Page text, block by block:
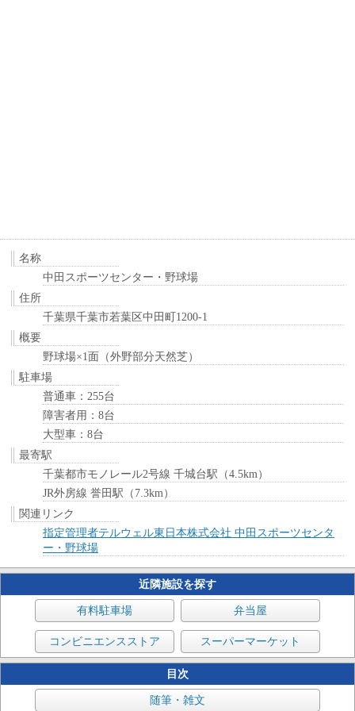
名称
中田スポーツセンター・野球場
住所
千葉県千葉市若葉区中田町1200-1
概要
野球場×1面（外野部分天然芝）
駐車場
普通車：255台
障害者用：8台
大型車：8台
最寄駅
千葉都市モノレール2号線 千城台駅（4.5km）
JR外房線 誉田駅（7.3km）
関連リンク
指定管理者テルウェル東日本株式会社 中田スポーツセンタ
ー・野球場
近隣施設を探す
有料駐車場 弁当屋
コンビニエンスストア スーパーマーケット
目次
随筆・雑文